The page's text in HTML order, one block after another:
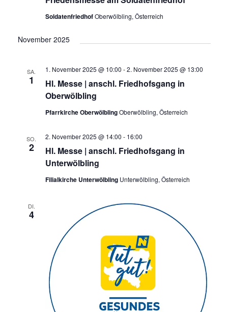
SoldatenfriedhofOberwölbling, Österreich
November 2025
SA.
1
Hl. Messe | anschl. Friedhofsgang in
Oberwölbling
1. November 2025 @ 10:00 -2. November 2025 @ 13:00
Pfarrkirche OberwölblingOberwölbling, Österreich
SO.
2
Hl. Messe | anschl. Friedhofsgang in
Unterwölbling
2. November 2025 @ 14:00 - 16:00
Filialkirche Unterwölbling Unterwölbling, Österreich
DI.
4